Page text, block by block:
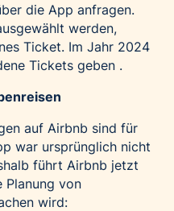
die App anfragen.
werden,
Ticket. Im Jahr 2024
Tickets geben .
auf Airbnb sind für
war ursprünglich nicht
führt Airbnb jetzt
Planung von
wird: